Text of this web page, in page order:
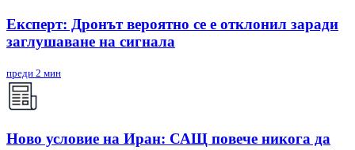
Експерт: Дронът вероятно се е отклонил заради
заглушаване на сигнала
преди 2 мин
Ново условие на Иран: САЩ повече никога да